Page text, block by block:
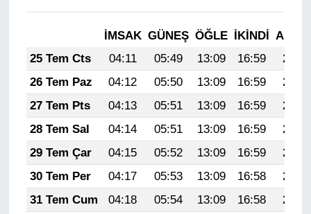
İMSAK GÜNEŞ ÖĞLE İKINDI
25 Tem Cts
04:11 05:49 13:09 16:59
20:20
26 Tem Paz
04:12 05:50 13:09 16:59
20:19
27 Tem Pts
04:13 05:51 13:09 16:59
20:18
28 Tem Sal
04:14 05:51 13:09 16:59
20:17
29 Tem Çar
04:15 05:52 13:09 16:59
20:16
30 Tem Per
04:17 05:53 13:09 16:58
20:15
31 Tem Cum
04:18 05:54 13:09 16:58
20:14